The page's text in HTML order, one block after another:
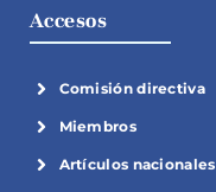
Accesos
Comisión directiva
Miembros
Artículos nacionales